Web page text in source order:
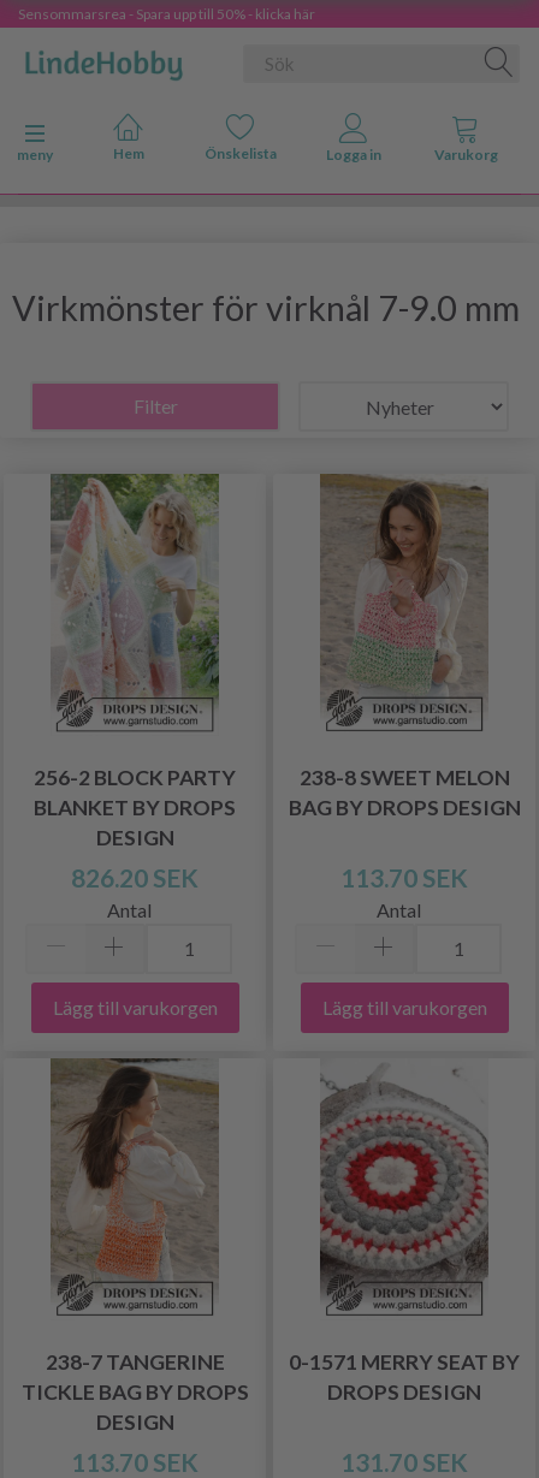
Sensommarsrea - Spara upp till 50% - klicka här
Ändra navigering
meny
Virkmönster för virknål 7-9.0 mm
Filter
256-2 BLOCK PARTY
BLANKET BY DROPS
DESIGN
826.20 SEK
Antal
Lägg till varukorgen
238-8 SWEET MELON
BAG BY DROPS DESIGN
113.70 SEK
Antal
Lägg till varukorgen
238-7 TANGERINE
TICKLE BAG BY DROPS
DESIGN
113.70 SEK
0-1571 MERRY SEAT BY
DROPS DESIGN
131.70 SEK